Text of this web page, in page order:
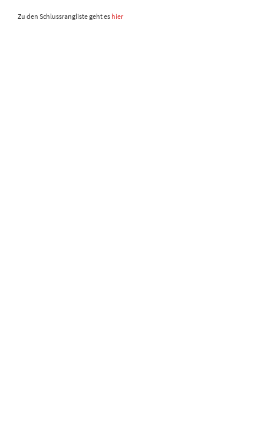
Zu den Schlussrangliste geht es hier